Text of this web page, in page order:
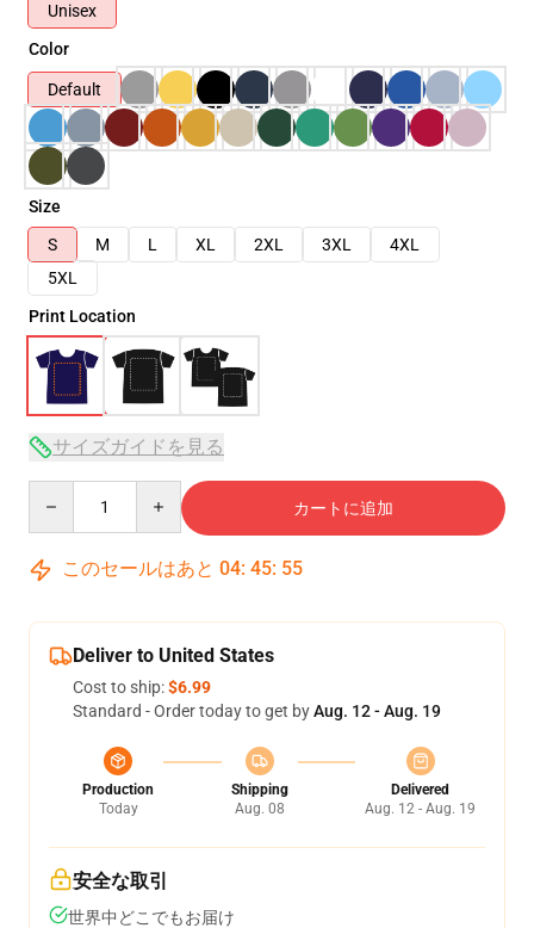
Unisex
Color
Default
Size
S
M L XL 2XL 3XL
4XL
5XL
Print Location
サイズガイドを見る
カートに追加
このセールはあと 04: 45: 54
Deliver to United States
Cost to ship:$6.99
Standard - Order today to get byAug. 12 - Aug. 19
Production
Today
Shipping
Aug. 08
Delivered
Aug. 12 - Aug. 19
安全な取引
世界中どこでもお届け